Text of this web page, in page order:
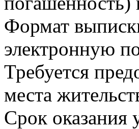
Формат
электронную
Требуется
места
Срок оказания